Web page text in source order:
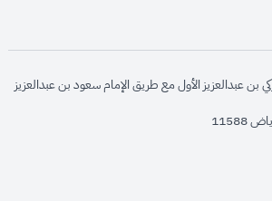
بن عبدالعزيز الأول مع طريق الإمام سعود بن عبدالعزيز